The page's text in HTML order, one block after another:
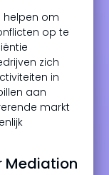
helpen om
op te
zich
in
aan
markt
Mediation